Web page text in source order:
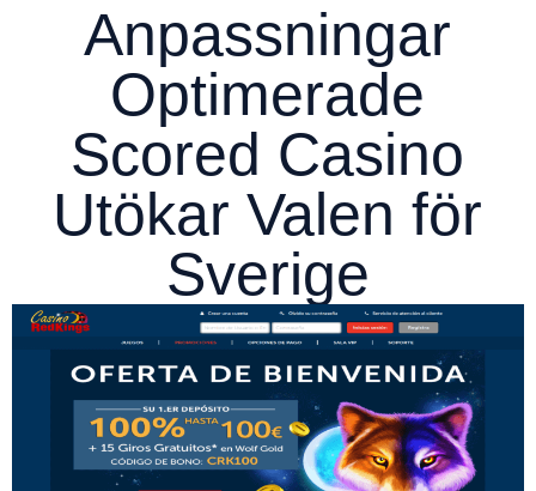
Anpassningar
Optimerade
Scored Casino
Utökar Valen för
Sverige